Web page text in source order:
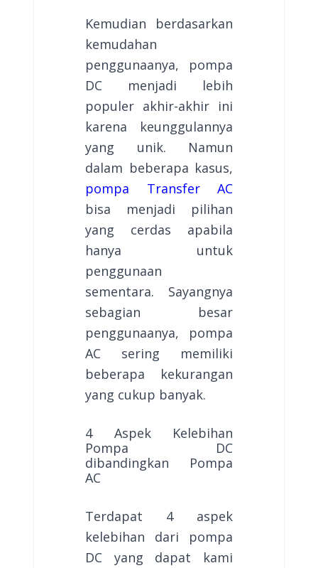
Kemudian berdasarkan
kemudahan
penggunaanya, pompa
DC menjadi lebih
populer akhir-akhir ini
karena keunggulannya
yang unik. Namun
dalam beberapa kasus,
pompa Transfer AC
bisa menjadi pilihan
yang cerdas apabila
hanya untuk
penggunaan
sementara. Sayangnya
sebagian besar
penggunaanya, pompa
AC sering memiliki
beberapa kekurangan
yang cukup banyak.
4 Aspek Kelebihan
Pompa DC
dibandingkan Pompa
AC
Terdapat 4 aspek
kelebihan dari pompa
DC yang dapat kami